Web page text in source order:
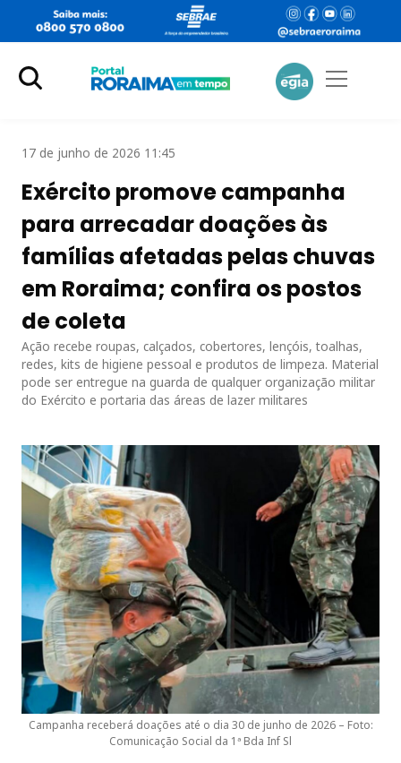
17 de junho de 2026 11:45
Exército promove campanha
para arrecadar doações às
famílias afetadas pelas chuvas
em Roraima; confira os postos
de coleta
Ação recebe roupas, calçados, cobertores, lençóis, toalhas,
redes, kits de higiene pessoal e produtos de limpeza. Material
pode ser entregue na guarda de qualquer organização militar
do Exército e portaria das áreas de lazer militares
Campanha receberá doações até o dia 30 de junho de 2026 – Foto:
Comunicação Social da 1ª Bda Inf Sl